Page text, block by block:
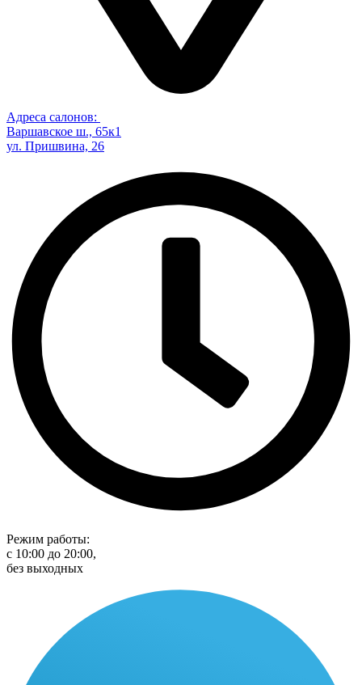
Адреса салонов:
Варшавское ш., 65к1
ул. Пришвина, 26
Режим работы:
с 10:00 до 20:00,
без выходных